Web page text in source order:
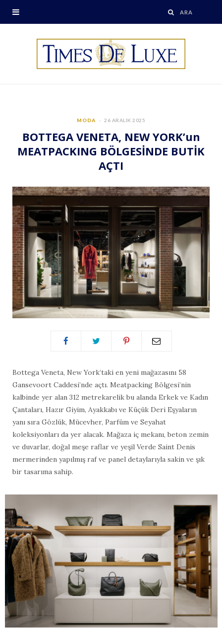
MODA 26 ARALIK 2025
BOTTEGA VENETA, NEW YORK’un
MEATPACKING BÖLGESİNDE BUTİK
AÇTI
Bottega Veneta, New York’taki en yeni mağazasını 58
Gansevoort Caddesi’nde açtı. Meatpacking Bölgesi’nin
kalbinde yer alan 312 metrekarelik bu alanda Erkek ve Kadın
Çantaları, Hazır Giyim, Ayakkabı ve Küçük Deri Eşyaların
yanı sıra Gözlük, Mücevher, Parfüm ve Seyahat
koleksiyonları da yer alacak. Mağaza iç mekanı, beton zemin
ve duvarlar, doğal meşe raflar ve yeşil Verde Saint Denis
mermerinden yapılmış raf ve panel detaylarıyla sakin ve şık
bir tasarıma sahip.